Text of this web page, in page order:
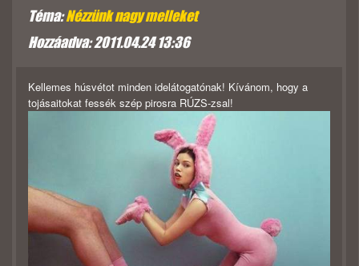
Téma:Nézzünk nagy melleket
Hozzáadva: 2011.04.24 13:36
Kellemes húsvétot minden idelátogatónak! Kívánom, hogy a
tojásaitokat fessék szép pirosra RÚZS-zsal!